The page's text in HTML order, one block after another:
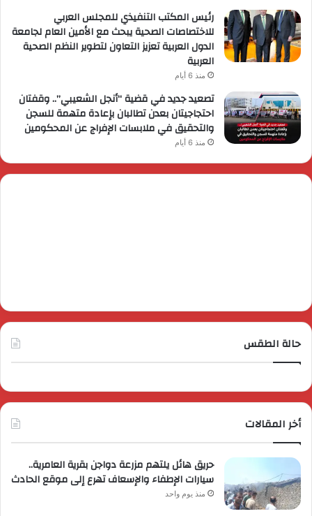
رئيس المكتب التنفيذي للمجلس العربي
للاختصاصات الصحية يبحث مع الأمين العام لجامعة
الدول العربية تعزيز التعاون لتطوير النظم الصحية
العربية
منذ 6 أيام
تصعيد جديد في قضية “أنجل الشعيبي”.. وقفتان
احتجاجيتان بعدن تطالبان بإعادة متهمة للسجن
والتحقيق في ملابسات الإفراج عن المحكومين
منذ 6 أيام
حالة الطقس
أخر المقالات
حريق هائل يلتهم مزرعة دواجن بقرية العامرية..
سيارات الإطفاء والإسعاف تهرع إلى موقع الحادث
منذ يوم واحد